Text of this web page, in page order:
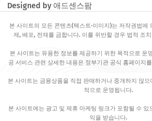
Designed by 애드센스팜
본 사이트의 모든 콘텐츠(텍스트·이미지)는 저작권법에
제, 배포, 전재를 금합니다. 이를 위반할 경우 법적 조
본 사이트는 유용한 정보를 제공하기 위한 목적으로 운
공 서비스 관련 상세한 내용은 정부기관 공식 홈페이지
본 사이트는 금융상품을 직접 판매하거나 중개하지 않으
적으로 운영됩니다.
본 사이트에는 광고 및 제휴 마케팅 링크가 포함될 수 있
익을 받습니다.